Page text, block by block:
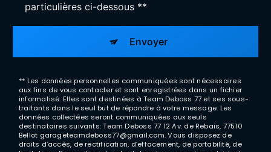
particulières ci-dessous **
Envoyer
** Les données personnelles communiquées sont nécessaires
aux fins de vous contacter et sont enregistrées dans un fichier
informatisé. Elles sont destinées à Team Deboss 77 et ses sous-
traitants dans le seul but de répondre à votre message. Les
données collectées seront communiquées aux seuls
destinataires suivants: Team Deboss 77 12 Av. de Rebais, 77510
Bellot garageteamdeboss77@gmail.com. Vous disposez de
droits d’accès, de rectification, d’effacement, de portabilité, de